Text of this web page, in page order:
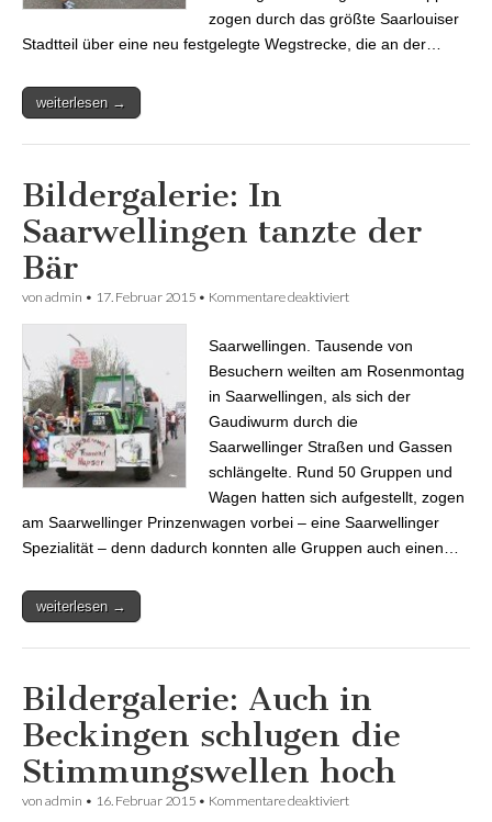
zogen durch das größte Saarlouiser
Stadtteil über eine neu festgelegte Wegstrecke, die an der…
weiterlesen →
Bildergalerie: In
Saarwellingen tanzte der
Bär
von admin • 17. Februar 2015 • Kommentare deaktiviert
Saarwellingen. Tausende von
Besuchern weilten am Rosenmontag
in Saarwellingen, als sich der
Gaudiwurm durch die
Saarwellinger Straßen und Gassen
schlängelte. Rund 50 Gruppen und
Wagen hatten sich aufgestellt, zogen
am Saarwellinger Prinzenwagen vorbei – eine Saarwellinger
Spezialität – denn dadurch konnten alle Gruppen auch einen…
weiterlesen →
Bildergalerie: Auch in
Beckingen schlugen die
Stimmungswellen hoch
von admin • 16. Februar 2015 • Kommentare deaktiviert